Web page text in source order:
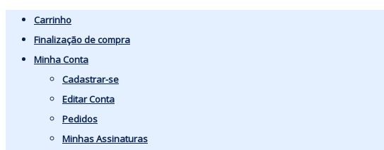
Carrinho
Finalização de compra
Minha Conta
Cadastrar-se
Editar Conta
Pedidos
Minhas Assinaturas